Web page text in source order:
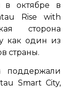
в октябре в
Rise with
сторона
как один из
страны.
поддержали
Smart City,